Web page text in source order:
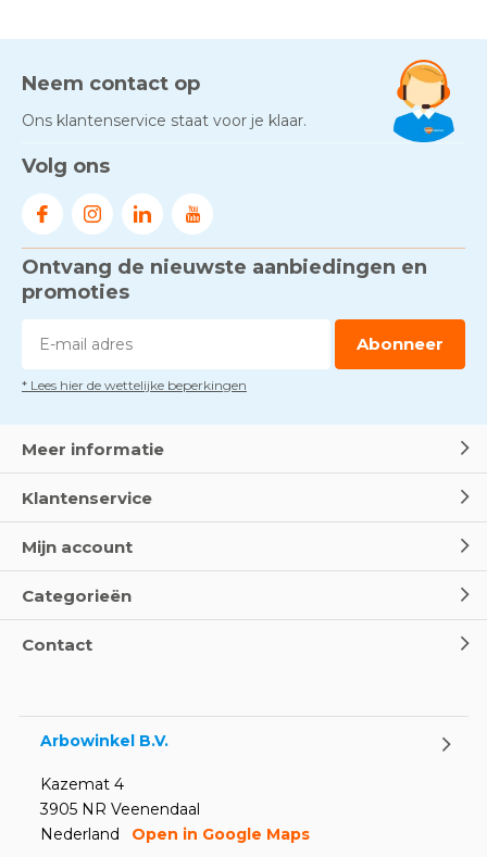
Neem contact op
Ons klantenservice staat voor je klaar.
Volg ons
Ontvang de nieuwste aanbiedingen en
promoties
Abonneer
* Lees hier de wettelijke beperkingen
Meer informatie
Klantenservice
Mijn account
Categorieën
Contact
Arbowinkel B.V.
Kazemat 4
3905 NR Veenendaal
Nederland
Open in Google Maps